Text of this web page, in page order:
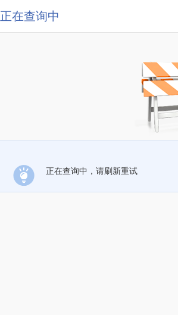
正在查询中
正在查询中，请刷新重试